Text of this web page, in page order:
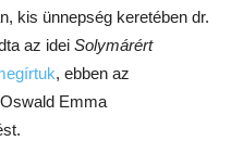
kis ünnepség keretében dr.
az idei Solymárért
, ebben az
Emma